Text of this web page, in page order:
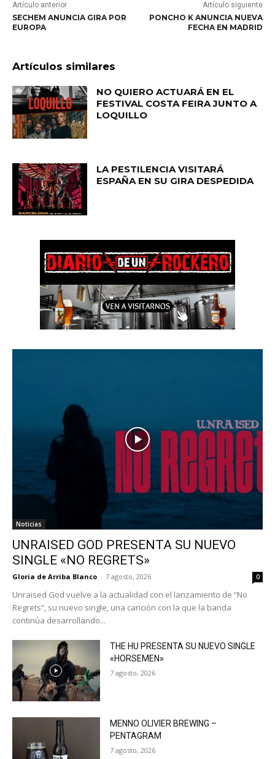
Artículo anterior
SECHEM ANUNCIA GIRA POR
EUROPA
Artículo siguiente
PONCHO K ANUNCIA NUEVA
FECHA EN MADRID
Artículos similares
NO QUIERO ACTUARÁ EN EL
FESTIVAL COSTA FEIRA JUNTO A
LOQUILLO
LA PESTILENCIA VISITARÁ
ESPAÑA EN SU GIRA DESPEDIDA
Noticias
UNRAISED GOD PRESENTA SU NUEVO
SINGLE «NO REGRETS»
Gloria de Arriba Blanco - 7 agosto, 2026 0
Unraised God vuelve a la actualidad con el lanzamiento de “No
Regrets”, su nuevo single, una canción con la que la banda
continúa desarrollando...
THE HU PRESENTA SU NUEVO SINGLE
«HORSEMEN»
7 agosto, 2026
MENNO OLIVIER BREWING –
PENTAGRAM
7 agosto, 2026